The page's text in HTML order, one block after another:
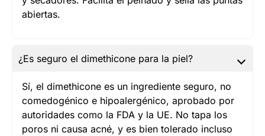
abiertas.
¿Es seguro el dimethicone para la piel?
Sí, el dimethicone es un ingrediente seguro, no
comedogénico e hipoalergénico, aprobado por
autoridades como la FDA y la UE. No tapa los
poros ni causa acné, y es bien tolerado incluso